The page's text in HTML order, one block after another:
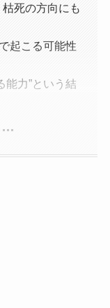
死の方向にも
起こる可能性
能力”という結